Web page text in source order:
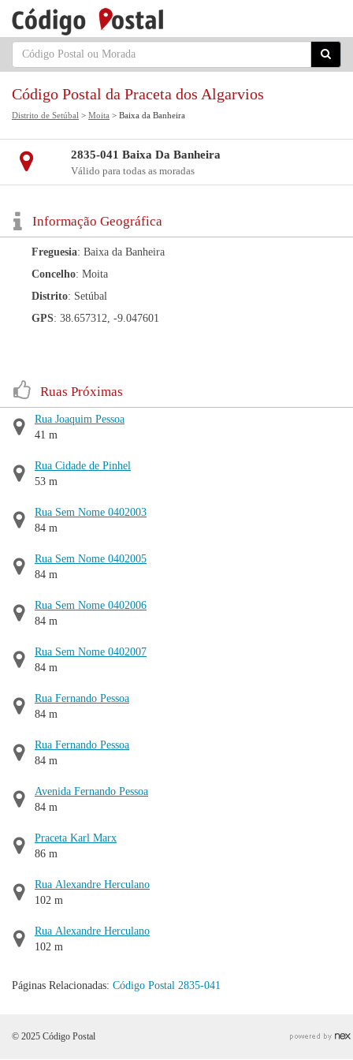
Código Postal da Praceta dos Algarvios
Distrito de Setúbal > Moita > Baixa da Banheira
2835-041 Baixa Da Banheira
Válido para todas as moradas
Informação Geográfica
Freguesia: Baixa da Banheira
Concelho: Moita
Distrito: Setúbal
GPS: 38.657312, -9.047601
Ruas Próximas
Rua Joaquim Pessoa
41 m
Rua Cidade de Pinhel
53 m
Rua Sem Nome 0402003
84 m
Rua Sem Nome 0402005
84 m
Rua Sem Nome 0402006
84 m
Rua Sem Nome 0402007
84 m
Rua Fernando Pessoa
84 m
Rua Fernando Pessoa
84 m
Avenida Fernando Pessoa
84 m
Praceta Karl Marx
86 m
Rua Alexandre Herculano
102 m
Rua Alexandre Herculano
102 m
Páginas Relacionadas: Código Postal 2835-041
© 2025 Código Postal